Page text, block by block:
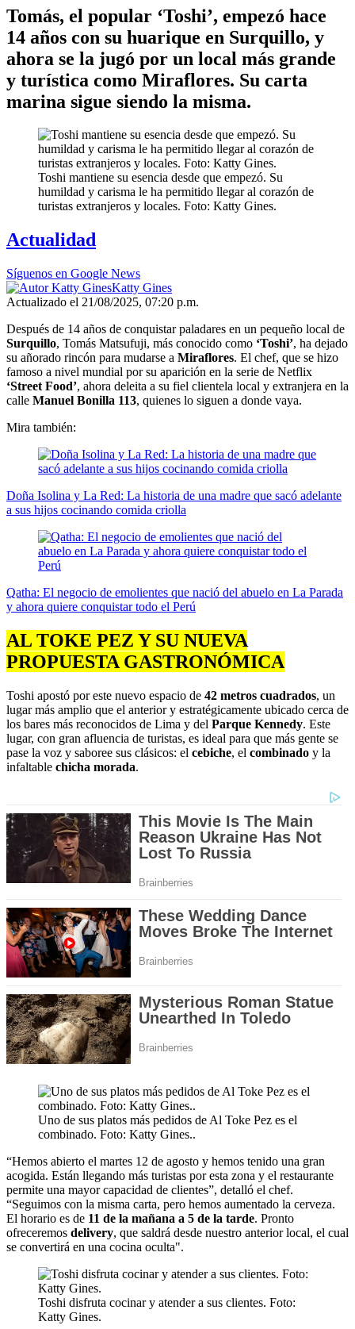
Tomás, el popular ‘Toshi’, empezó hace
14 años con su huarique en Surquillo, y
ahora se la jugó por un local más grande
y turística como Miraflores. Su carta
marina sigue siendo la misma.
Toshi mantiene su esencia desde que empezó. Su
humildad y carisma le ha permitido llegar al corazón de
turistas extranjeros y locales. Foto: Katty Gines.
Actualidad
Síguenos en Google News
Katty Gines
Actualizado el 21/08/2025, 07:20 p.m.
Después de 14 años de conquistar paladares en un pequeño local de
Surquillo, Tomás Matsufuji, más conocido como ‘Toshi’, ha dejado
su añorado rincón para mudarse a Miraflores. El chef, que se hizo
famoso a nivel mundial por su aparición en la serie de Netflix
‘Street Food’, ahora deleita a su fiel clientela local y extranjera en la
calle Manuel Bonilla 113, quienes lo siguen a donde vaya.
Mira también:
Doña Isolina y La Red: La historia de una madre que sacó adelante
a sus hijos cocinando comida criolla
Qatha: El negocio de emolientes que nació del abuelo en La Parada
y ahora quiere conquistar todo el Perú
AL TOKE PEZ Y SU NUEVA
PROPUESTA GASTRONÓMICA
Toshi apostó por este nuevo espacio de 42 metros cuadrados, un
lugar más amplio que el anterior y estratégicamente ubicado cerca de
los bares más reconocidos de Lima y del Parque Kennedy. Este
lugar, con gran afluencia de turistas, es ideal para que más gente se
pase la voz y saboree sus clásicos: el cebiche, el combinado y la
infaltable chicha morada.
Uno de sus platos más pedidos de Al Toke Pez es el
combinado. Foto: Katty Gines..
“Hemos abierto el martes 12 de agosto y hemos tenido una gran
acogida. Están llegando más turistas por esta zona y el restaurante
permite una mayor capacidad de clientes”, detalló el chef.
“Seguimos con la misma carta, pero hemos aumentado la cerveza.
El horario es de 11 de la mañana a 5 de la tarde. Pronto
ofreceremos delivery, que saldrá desde nuestro anterior local, el cual
se convertirá en una cocina oculta".
Toshi disfruta cocinar y atender a sus clientes. Foto:
Katty Gines.